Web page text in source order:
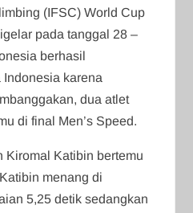
(IFSC) World Cup
pada tanggal 28 –
berhasil
Indonesia karena
dua atlet
di final Men’s Speed.
Kiromal Katibin bertemu
menang di
5,25 detik sedangkan